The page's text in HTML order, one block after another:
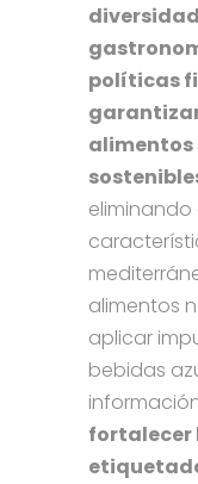
políticas
alimentos
eliminando
alimentos
aplicar
bebidas
fortalecer